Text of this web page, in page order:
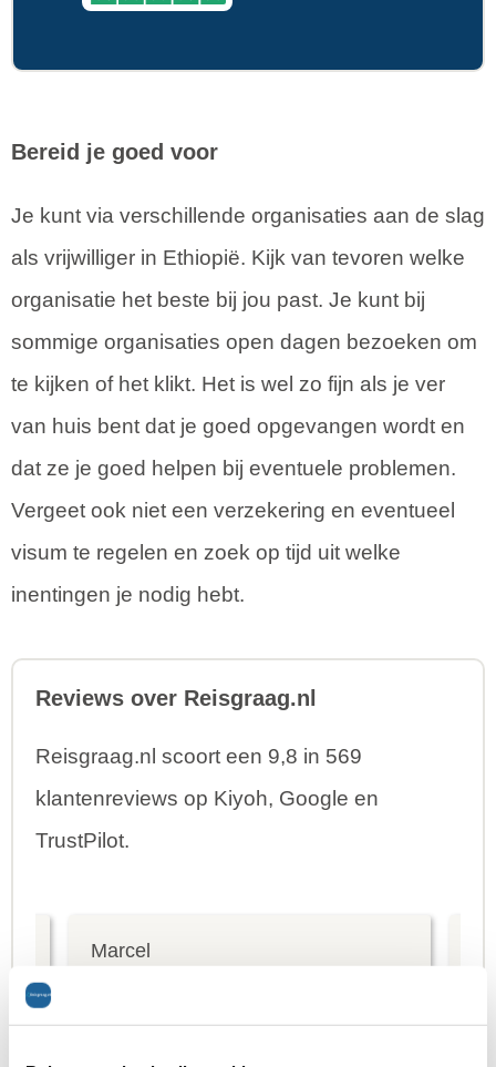
Bereid je goed voor
Je kunt via verschillende organisaties aan de slag
als vrijwilliger in Ethiopië. Kijk van tevoren welke
organisatie het beste bij jou past. Je kunt bij
sommige organisaties open dagen bezoeken om
te kijken of het klikt. Het is wel zo fijn als je ver
van huis bent dat je goed opgevangen wordt en
dat ze je goed helpen bij eventuele problemen.
Vergeet ook niet een verzekering en eventueel
visum te regelen en zoek op tijd uit welke
inentingen je nodig hebt.
Reviews over Reisgraag.nl
Reisgraag.nl scoort een 9,8 in 569
klantenreviews op Kiyoh, Google en
TrustPilot.
Marcel
10